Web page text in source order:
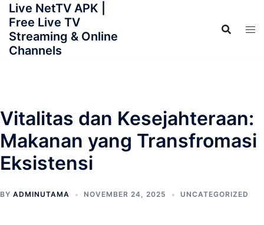
Skip
content
Live NetTV APK |
Free Live TV
Streaming & Online
Channels
Vitalitas dan Kesejahteraan:
Makanan yang Transfromasi
Eksistensi
BY ADMINUTAMA NOVEMBER 24, 2025 UNCATEGORIZED